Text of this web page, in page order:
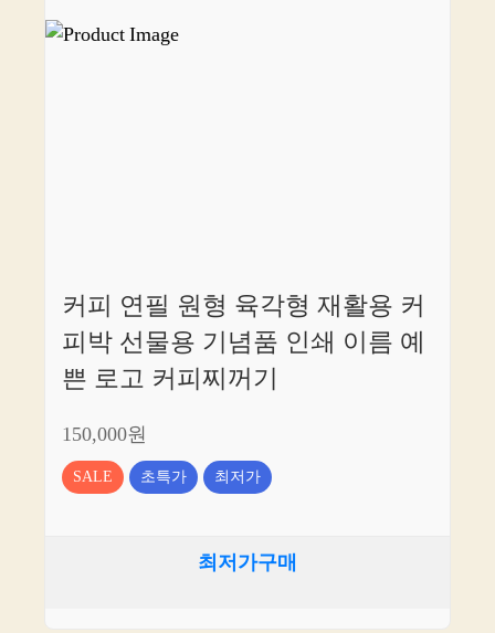
커피 연필 원형 육각형 재활용 커
피박 선물용 기념품 인쇄 이름 예
쁜 로고 커피찌꺼기
150,000원
SALE 초특가 최저가
최저가구매